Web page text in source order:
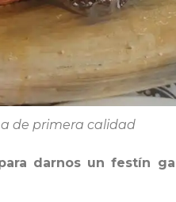
de primera calidad
darnos un festín